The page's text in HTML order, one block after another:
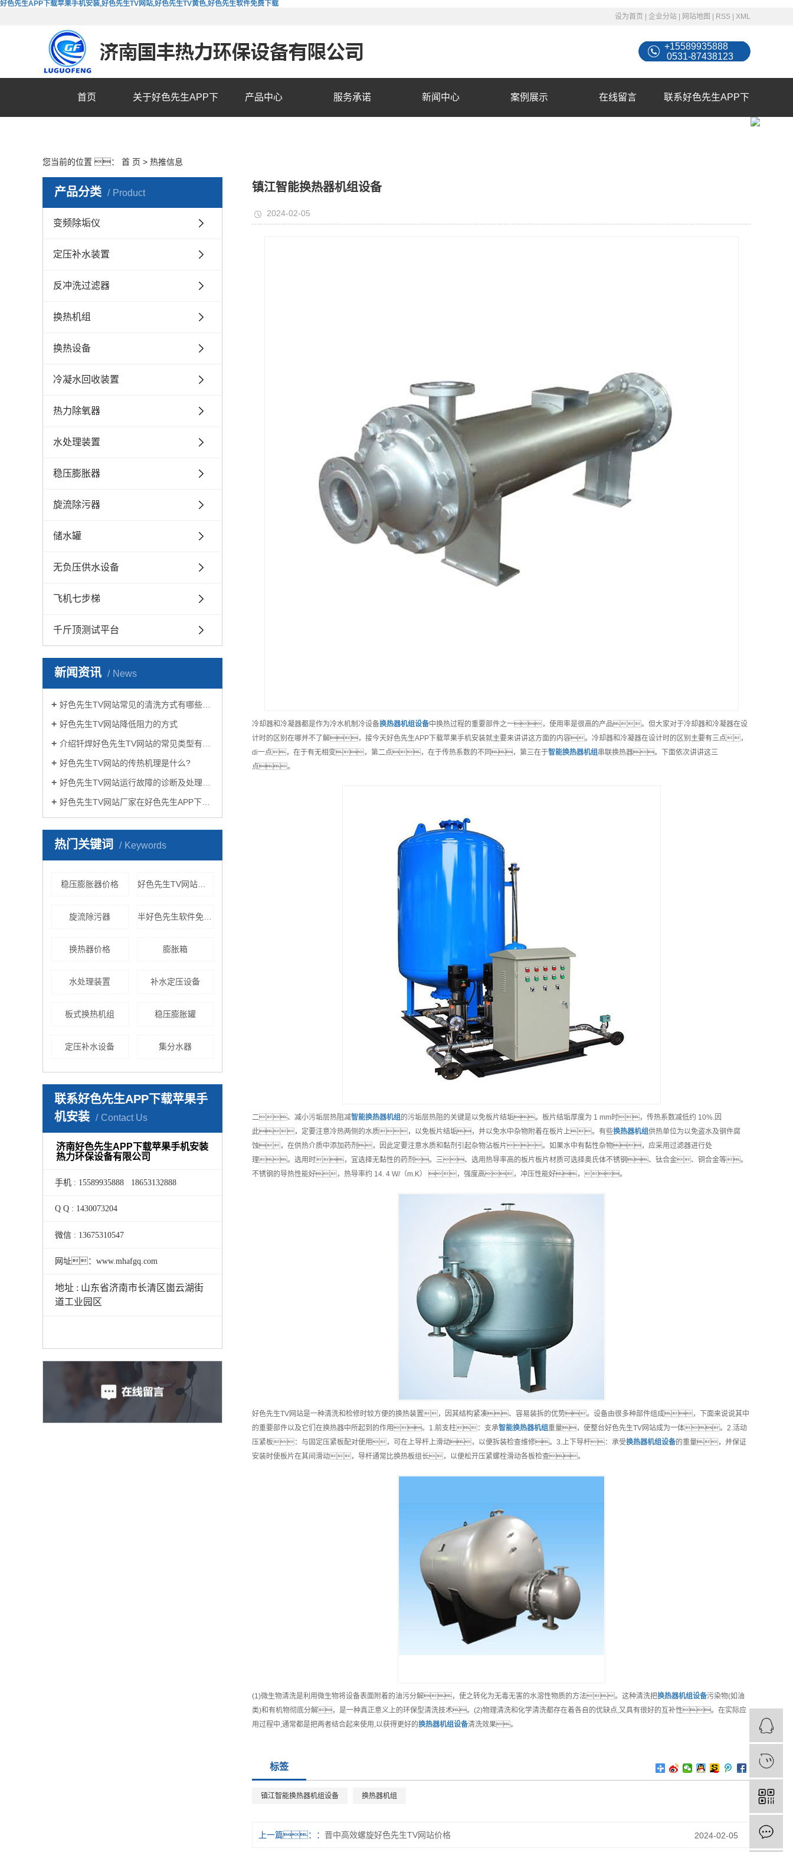
好色先生APP下载苹果手机安装,好色先生TV网站,好色先生TV黄色,好色先生软件免费下载
设为首页
企业分站 网站地图 RSS XML
+15589935888
0531-87438123
首页 关于好色先生APP下 产品中心 服务承诺 新闻中心 案例展示 在线留言 联系好色先生APP下
您当前的位置 ： 首 页 > 热推信息
产品分类 Product
变频除垢仪
定压补水装置
反冲洗过滤器
换热机组
换热设备
冷凝水回收装置
热力除氧器
水处理装置
稳压膨胀器
旋流除污器
储水罐
无负压供水设备
飞机七步梯
千斤顶测试平台
新闻资讯 News
好色先生TV网站常见的清洗方式有哪些？
好色先生TV网站降低阻力的方式
介绍钎焊好色先生TV网站的常见类型有哪些
好色先生TV网站的传热机理是什么?
好色先生TV网站运行故障的诊断及处理方法
好色先生TV网站厂家在好色先生APP下载苹果手机安装生活中有哪些作用？
热门关键词 Keywords
稳压膨胀器价格 好色先生TV网站机组价格
旋流除污器
换热器价格 膨胀箱
水处理装置 补水定压设备
板式换热机组 稳压膨胀罐
定压补水设备 集分水器
联系好色先生APP下载苹果手
机安装
Contact Us
济南好色先生APP下载苹果手机安装
热力环保设备有限公司
手机 : 15589935888 18653132888
Q Q : 1430073204
微信 : 13675310547
网址：www.mhafgq.com
地址 : 山东省济南市长清区崮云湖街
道工业园区
镇江智能换热器机组设备
2024-02-05
冷却器和冷凝器都是作为冷水机制冷设备换热器机组设备中换热过程的重要部件之一，使用率是很高的产品。但大家对于冷却器和冷凝器在设
计时的区别在哪并不了解，接今天好色先生APP下载苹果手机安装就主要来讲讲这方面的内容。冷却器和冷凝器在设计时的区别主要有三点，
di一点，在于有无相变，第二点，在于传热系数的不同，第三在于智能换热器机组串联换热器。下面依次讲讲这三
点。
二、减小污垢层热阻减智能换热器机组的污垢层热阻的关键是以免板片结垢。板片结垢厚度为 1 mm时，传热系数减低约 10%.因
此，定要注意冷热两侧的水质，以免板片结垢，并以免水中杂物附着在板片上。有些换热器机组供热单位为以免盗水及钢件腐
蚀，在供热介质中添加药剂，因此定要注意水质和黏剂引起杂物沾板片。如果水中有黏性杂物，应采用过滤器进行处
理。选用时，宜选择无黏性的药剂。三、选用热导率高的板片板片材质可选择奥氏体不锈钢、钛合金、铜合金等。
不锈钢的导热性能好，热导率约 14. 4 W/（m.K） ，强度高，冲压性能好，。
好色先生TV网站是一种清洗和检修时较方便的换热装置，因其结构紧凑、容易装拆的优势。设备由很多种部件组成，下面来说说其中
的重要部件以及它们在换热器中所起到的作用。1.前支柱：支承智能换热器机组重量，使整台好色先生TV网站成为一体。2.活动
压紧板：与固定压紧板配对使用，可在上导杆上滑动，以便拆装检查维修。3.上下导杆：承受换热器机组设备的重量，并保证
安装时使板片在其间滑动，导杆通常比换热板组长，以便松开压紧螺栓滑动各板检查。
(1)微生物清洗是利用微生物将设备表面附着的油污分解，使之转化为无毒无害的水溶性物质的方法。这种清洗把换热器机组设备污染物(如油
类)和有机物彻底分解，是一种真正意义上的环保型清洗技术。(2)物理清洗和化学清洗都存在着各自的优缺点,又具有很好的互补性。在实际应
用过程中,通常都是把两者结合起来使用,以获得更好的换热器机组设备清洗效果。
标签
镇江智能换热器机组设备 换热器机组
上一篇： 晋中高效螺旋好色先生TV网站价格 2024-02-05